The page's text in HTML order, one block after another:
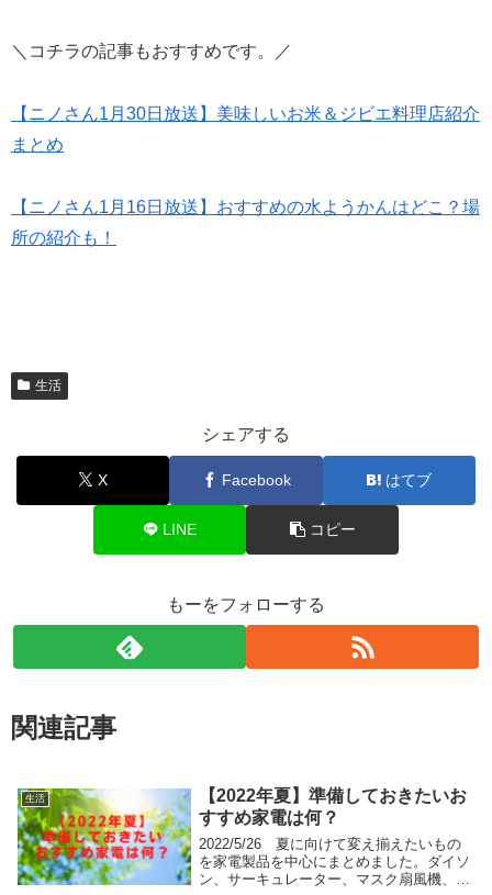
＼コチラの記事もおすすめです。／
【ニノさん1月30日放送】美味しいお米＆ジビエ料理店紹介
まとめ
【ニノさん1月16日放送】おすすめの水ようかんはどこ？場
所の紹介も！
生活
シェアする
X Facebook はてブ
LINE コピー
もーをフォローする
関連記事
生活
【2022年夏】準備しておきたいお
すすめ家電は何？
2022/5/26 夏に向けて変え揃えたいもの
を家電製品を中心にまとめました。ダイソ
ン、サーキュレーター、マスク扇風機、首